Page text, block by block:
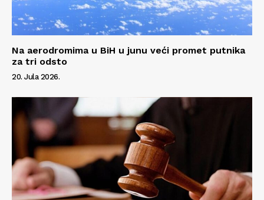
Na aerodromima u BiH u junu veći promet putnika
za tri odsto
20. Jula 2026.